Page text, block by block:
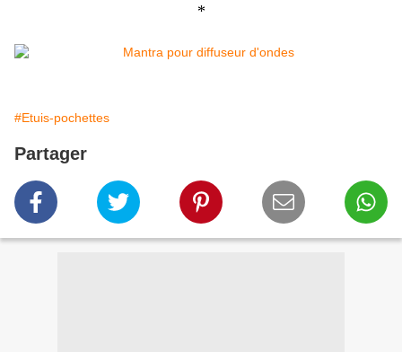
*
#Etuis-pochettes
Partager